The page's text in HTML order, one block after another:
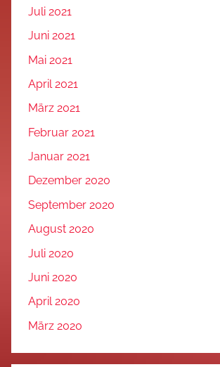
Juli 2021
Juni 2021
Mai 2021
April 2021
März 2021
Februar 2021
Januar 2021
Dezember 2020
September 2020
August 2020
Juli 2020
Juni 2020
April 2020
März 2020